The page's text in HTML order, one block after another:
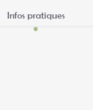
Infos pratiques